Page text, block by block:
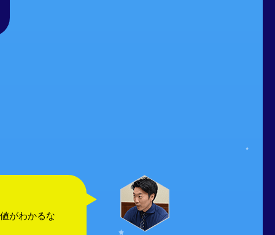
がわかるな